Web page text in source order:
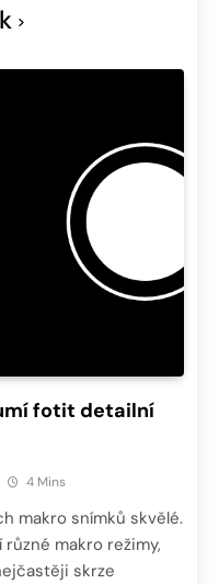
fotit detailní
4 Mins
makro snímků skvělé.
makro režimy,
skrze